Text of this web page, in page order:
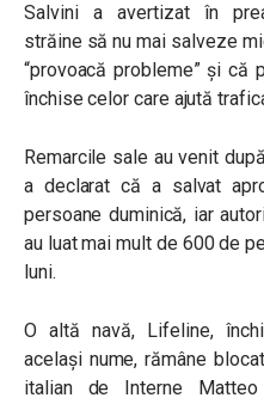
Salvini a avertizat în
străine să nu mai salveze
“provoacă probleme” și că
închise celor care ajută
Remarcile sale au venit
a declarat că a salvat
persoane duminică, iar
au luat mai mult de 600 de
luni.
O altă navă, Lifeline,
acelaşi nume, rămâne
italian de Interne